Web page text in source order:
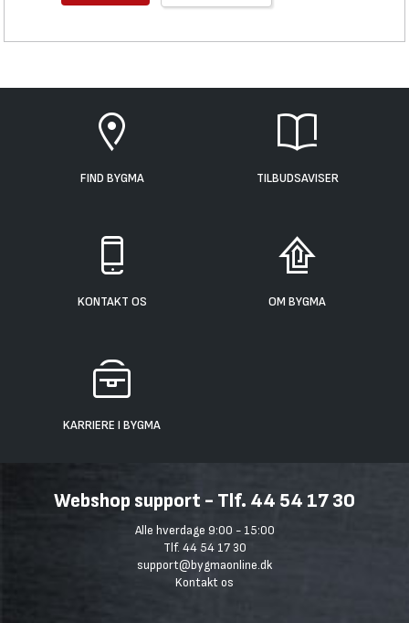
FIND BYGMA TILBUDSAVISER
KONTAKT OS OM BYGMA
KARRIERE I BYGMA
Webshop support - Tlf. 44 54 17 30
Alle hverdage 9:00 - 15:00
Tlf. 44 54 17 30
support@bygmaonline.dk
Kontakt os